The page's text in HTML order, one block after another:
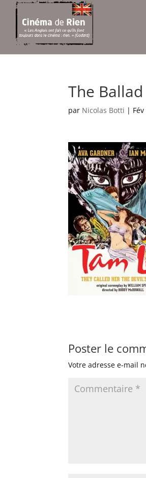
The
par Nicolas Botti |
Poster le
Votre adresse e-mail